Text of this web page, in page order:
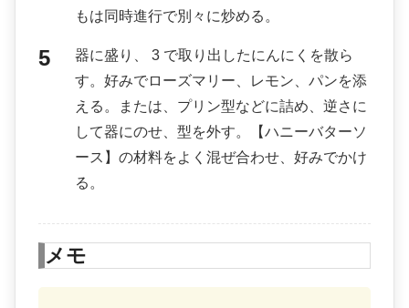
もは同時進行で別々に炒める。
器に盛り、 3 で取り出したにんにくを散ら
す。好みでローズマリー、レモン、パンを添
える。または、プリン型などに詰め、逆さに
して器にのせ、型を外す。【ハニーバターソ
ース】の材料をよく混ぜ合わせ、好みでかけ
る。
メモ